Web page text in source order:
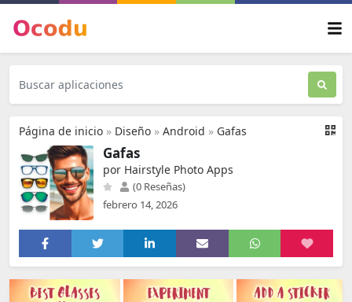
Página de inicio » Diseño » Android » Gafas
Gafas
por Hairstyle Photo Apps
(0 Reseñas)
febrero 14, 2026